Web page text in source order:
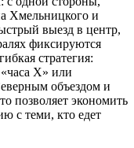
Хмельницкого и
выезд в центр,
фиксируются
стратегия:
Х» или
объездом и
позволяет экономить
с теми, кто едет